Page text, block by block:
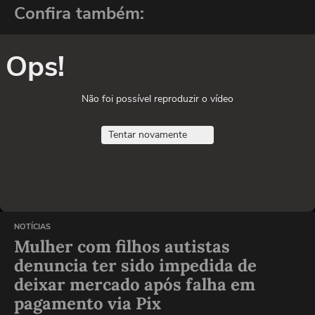
Confira também:
Ops!
Não foi possível reproduzir o vídeo
Tentar novamente
NOTÍCIAS
Mulher com filhos autistas
denuncia ter sido impedida de
deixar mercado após falha em
pagamento via Pix